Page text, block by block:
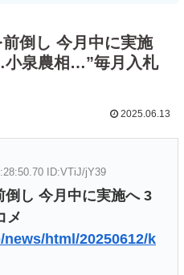
倒し 今月中に実施
泉農相…”毎月入札
2025.06.13
ID:VTiJ/jY39
し 今月中に実施へ 3
メ
html/20250612/k